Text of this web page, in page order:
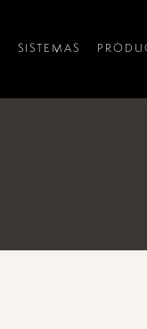
SISTEMAS